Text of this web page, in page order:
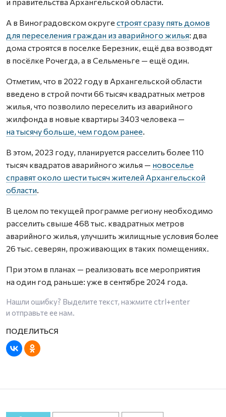
А в Виноградовском округе строят сразу пять домов
для переселения граждан из аварийного жилья: два
дома строятся в поселке Березник, ещё два возводят
в посёлке Рочегда, а в Сельменьге — ещё один.
Отметим, что в 2022 году в Архангельской области
введено в строй почти 66 тысяч квадратных метров
жилья, что позволило переселить из аварийного
жилфонда в новые квартиры 3403 человека —
на тысячу больше, чем годом ранее.
В этом, 2023 году, планируется расселить более 110
тысяч квадратов аварийного жилья — новоселье
справят около шести тысяч жителей Архангельской
области.
В целом по текущей программе региону необходимо
расселить свыше 468 тыс. квадратных метров
аварийного жилья, улучшить жилищные условия более
26 тыс. северян, проживающих в таких помещениях.
При этом в планах — реализовать все мероприятия
на один год раньше: уже в сентябре 2024 года.
Нашли ошибку? Выделите текст, нажмите ctrl+enter
и отправьте ее нам.